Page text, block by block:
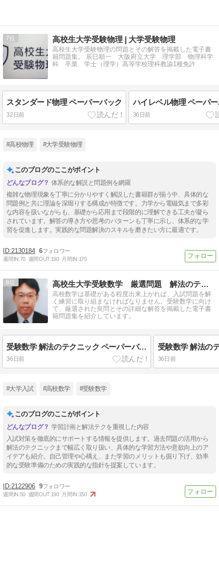
7 高校生大学受験物理 | 大学受験物理
高校生大学受験物理の問題とその解答を掲載した電子書
籍問題集。 辰巳順一 大阪府立大学 理学部 物理科学
科 卒業 学士（理学）高等学校理科教諭1種免許
スタンダード物理 ペーパーバック
32日前
ハイレベル物理 ペーパ
36日前
#高校物理 #大学受験物理
このブログのここがポイント
体系的な解説と問題例を網羅
複雑な物理現象を丁寧に分かりやすく解説した書籍群が揃う中、具体的な
問題例と共に理論を深堀りする構成が特徴です。力学から電磁気まで多彩
な内容を扱いながらも、基礎から応用まで段階的に理解できる工夫が凝ら
されています。解答の導き方や思考のパターンも丁寧に示し、体系的な学
習を促進します。実践的な問題解決のスキルを磨きたい方に最適です。
2130184 6
週間IN:70 週間OUT:190 月間IN:170
8 高校生大学受験数学 厳選問題 解法のテクニック
高校数学は基礎がある程度出来上がれば、入試問題を解
く練習に取り組まなければなりません。受験数学に向け
て、厳選された良問とその詳細な解答を掲載した電子書
籍問題集を紹介しています。
受験数学 解法のテクニック ペーパーバック
36日前 36日前
#大学入試 #高校数学 #受験数学
このブログのここがポイント
学習計画と解法テクを重視した内容
入試対策を徹底的にサポートする情報を提供します。過去問題の活用から
解法のテクニックまで幅広く取り扱い、具体的な学習方法や意欲向上のア
イデアも紹介。自己管理や心構え、また学習のメリットも掘り下げ、効率
的な受験準備のための実践的な指針を提案しています。
2122906 9
週間IN:50 週間OUT:190 月間IN:150